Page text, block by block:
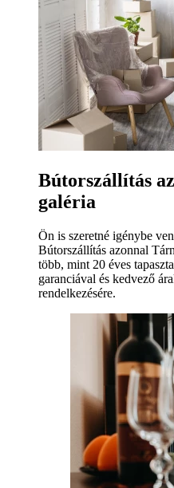
Bútorszállítás
galéria
Ön is szeretné igénybe
Bútorszállítás azonnal
több, mint 20 éves
garanciával és kedvező
rendelkezésére.